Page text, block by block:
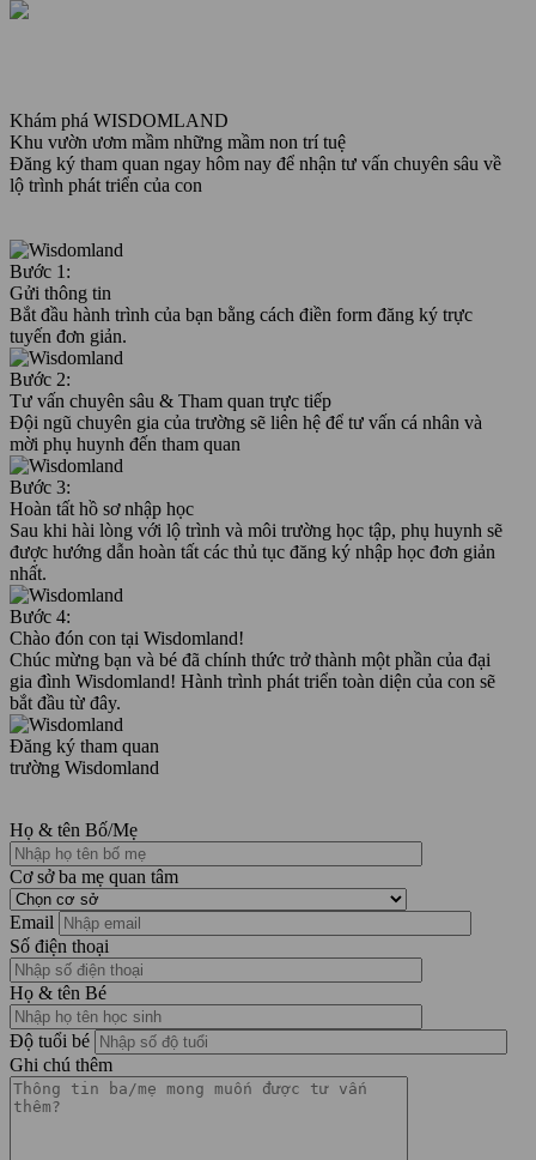
Khám phá WISDOMLAND
Khu vườn ươm mầm những mầm non trí tuệ
Đăng ký tham quan ngay hôm nay để nhận tư vấn chuyên sâu về
lộ trình phát triển của con
Bước 1:
Gửi thông tin
Bắt đầu hành trình của bạn bằng cách điền form đăng ký trực
tuyến đơn giản.
Bước 2:
Tư vấn chuyên sâu & Tham quan trực tiếp
Đội ngũ chuyên gia của trường sẽ liên hệ để tư vấn cá nhân và
mời phụ huynh đến tham quan
Bước 3:
Hoàn tất hồ sơ nhập học
Sau khi hài lòng với lộ trình và môi trường học tập, phụ huynh sẽ
được hướng dẫn hoàn tất các thủ tục đăng ký nhập học đơn giản
nhất.
Bước 4:
Chào đón con tại Wisdomland!
Chúc mừng bạn và bé đã chính thức trở thành một phần của đại
gia đình Wisdomland! Hành trình phát triển toàn diện của con sẽ
bắt đầu từ đây.
Đăng ký tham quan
trường Wisdomland
Họ & tên Bố/Mẹ
Cơ sở ba mẹ quan tâm
Email
Số điện thoại
Họ & tên Bé
Độ tuổi bé
Ghi chú thêm